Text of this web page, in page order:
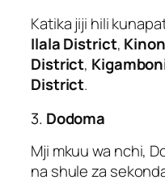
Katika jiji hili
Ilala District,
District,
District.
3. Dodoma
Mji mkuu wa nchi,
na shule za